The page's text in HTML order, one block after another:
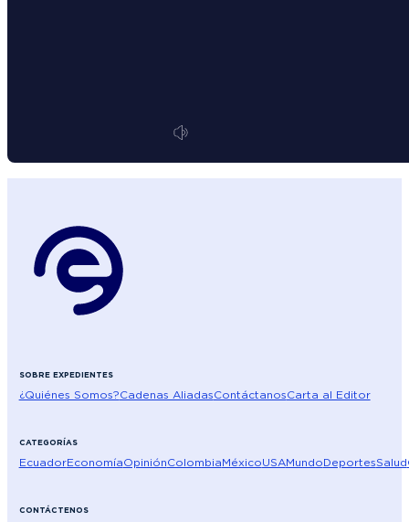
SOBRE EXPEDIENTES
¿Quiénes Somos?Cadenas AliadasContáctanosCarta al Editor
CATEGORÍAS
EcuadorEconomíaOpiniónColombiaMéxicoUSAMundoDeportesSalud
CONTÁCTENOS